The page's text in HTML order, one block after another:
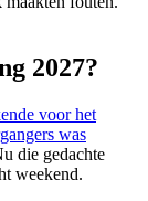
2027?
voor het
was
die gedachte
weekend.